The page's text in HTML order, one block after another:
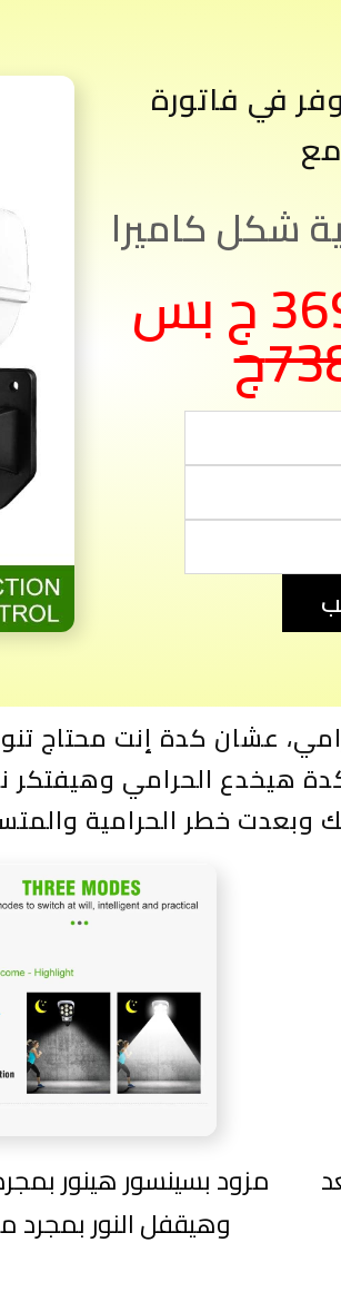
في فاتورة
كاميرا
متوفر بسعر 369 ج بس
عشان كدة إنت محتاج
هيخدع الحرامي
وبعدت خطر الحرامية
مزود بسينسور هينور
وهيقفل النور بمجرد